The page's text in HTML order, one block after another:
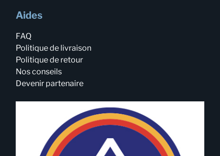
Aides
FAQ
Politique de livraison
Politique de retour
Nos conseils
Devenir partenaire